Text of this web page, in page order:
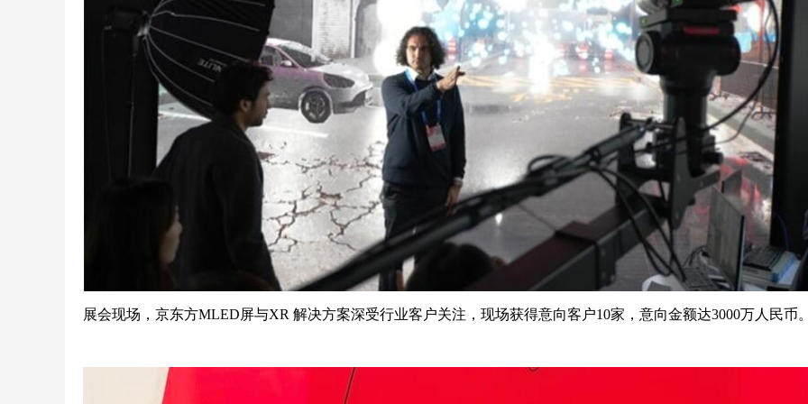
展会现场，京东方MLED屏与XR 解决方案深受行业客户关注，现场获得意向客户10家，意向金额达3000万人民币